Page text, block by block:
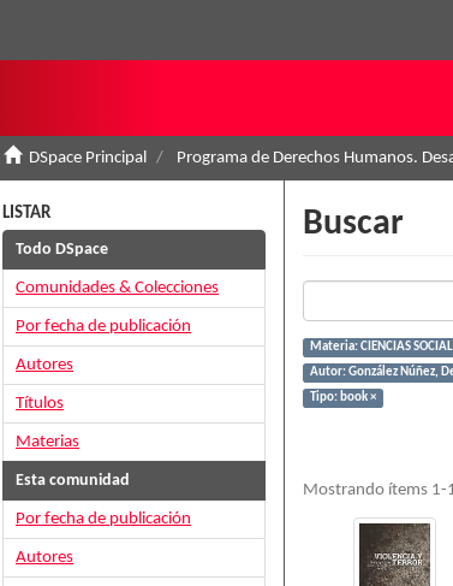
DSpace Principal Programa de Derechos Humanos.
Buscar
Materia: CIENCIAS
Autor: González Núñez,
Tipo: book ×
Mostrando ítems 1-
LISTAR
Todo DSpace
Comunidades & Colecciones
Por fecha de publicación
Autores
Títulos
Materias
Esta comunidad
Por fecha de publicación
Autores